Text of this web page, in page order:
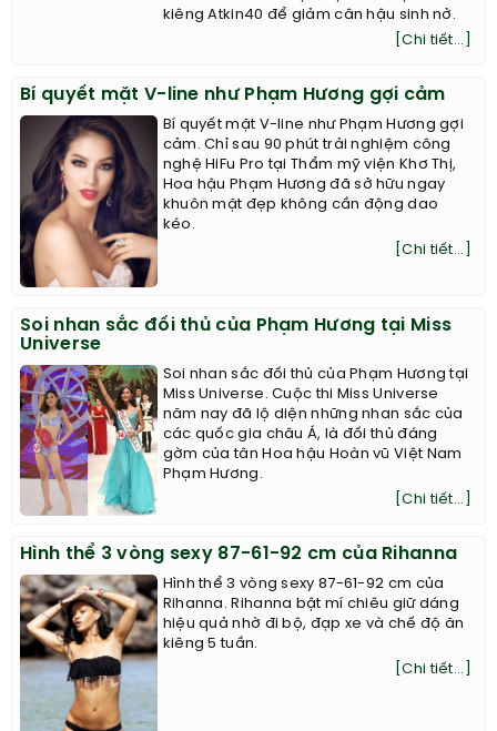
Kim Kardashian thực hiện chế độ ăn
kiêng Atkin40 để giảm cân hậu sinh nở.
[Chi tiết...]
Bí quyết mặt V-line như Phạm Hương gợi cảm
Bí quyết mặt V-line như Phạm Hương gợi
cảm. Chỉ sau 90 phút trải nghiệm công
nghệ HiFu Pro tại Thẩm mỹ viện Khơ Thị,
Hoa hậu Phạm Hương đã sở hữu ngay
khuôn mặt đẹp không cần động dao
[Chi tiết...]
Soi nhan sắc đối thủ của Phạm Hương tại Miss
Universe
Soi nhan sắc đối thủ của Phạm Hương tại
Miss Universe. Cuộc thi Miss Universe
năm nay đã lộ diện những nhan sắc của
các quốc gia châu Á, là đối thủ đáng
gờm của tân Hoa hậu Hoàn vũ Việt Nam
Phạm Hương.
[Chi tiết...]
Hình thể 3 vòng sexy 87-61-92 cm của Rihanna
Hình thể 3 vòng sexy 87-61-92 cm của
Rihanna. Rihanna bật mí chiêu giữ dáng
hiệu quả nhờ đi bộ, đạp xe và chế độ ăn
kiêng 5 tuần.